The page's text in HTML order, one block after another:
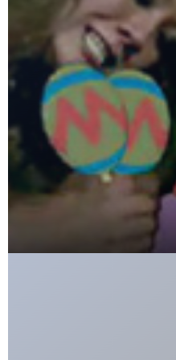
Lugares para conocer pareja